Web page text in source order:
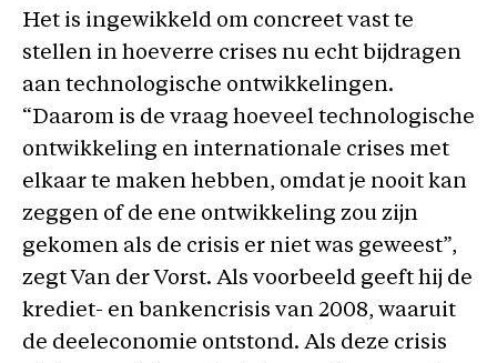
Het is ingewikkeld om concreet vast te
stellen in hoeverre crises nu echt bijdragen
aan technologische ontwikkelingen.
“Daarom is de vraag hoeveel technologische
ontwikkeling en internationale crises met
elkaar te maken hebben, omdat je nooit kan
zeggen of de ene ontwikkeling zou zijn
gekomen als de crisis er niet was geweest”,
zegt Van der Vorst. Als voorbeeld geeft hij de
krediet- en bankencrisis van 2008, waaruit
de deeleconomie ontstond. Als deze crisis